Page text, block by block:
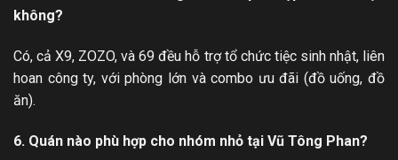
không?
Có, cả X9, ZOZO, và 69 đều hỗ trợ tổ chức tiệc sinh nhật, liên
hoan công ty, với phòng lớn và combo ưu đãi (đồ uống, đồ
ăn).
6. Quán nào phù hợp cho nhóm nhỏ tại Vũ Tông Phan?